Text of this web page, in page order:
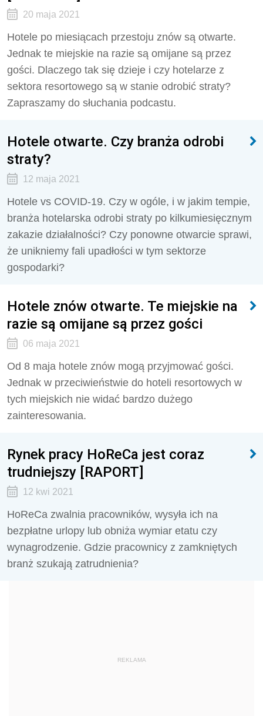
20 maja 2021
Hotele po miesiącach przestoju znów są otwarte.
Jednak te miejskie na razie są omijane są przez
gości. Dlaczego tak się dzieje i czy hotelarze z
sektora resortowego są w stanie odrobić straty?
Zapraszamy do słuchania podcastu.
Hotele otwarte. Czy branża odrobi
straty?
12 maja 2021
Hotele vs COVID-19. Czy w ogóle, i w jakim tempie,
branża hotelarska odrobi straty po kilkumiesięcznym
zakazie działalności? Czy ponowne otwarcie sprawi,
że unikniemy fali upadłości w tym sektorze
gospodarki?
Hotele znów otwarte. Te miejskie na
razie są omijane są przez gości
06 maja 2021
Od 8 maja hotele znów mogą przyjmować gości.
Jednak w przeciwieństwie do hoteli resortowych w
tych miejskich nie widać bardzo dużego
zainteresowania.
Rynek pracy HoReCa jest coraz
trudniejszy [RAPORT]
12 kwi 2021
HoReCa zwalnia pracowników, wysyła ich na
bezpłatne urlopy lub obniża wymiar etatu czy
wynagrodzenie. Gdzie pracownicy z zamkniętych
branż szukają zatrudnienia?
REKLAMA